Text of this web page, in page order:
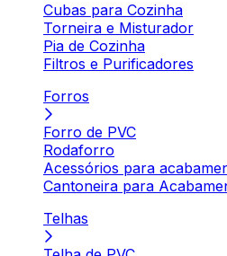
Cubas para Cozinha
Torneira e Misturador
Pia de Cozinha
Filtros e Purificadores
Forros
Forro de PVC
Rodaforro
Acessórios para
Cantoneira para
Telhas